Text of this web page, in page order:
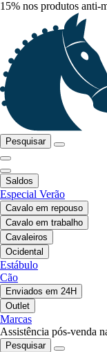
15% nos produtos anti-
Pesquisar
Saldos
Especial Verão
Cavalo em repouso
Cavalo em trabalho
Cavaleiros
Ocidental
Estábulo
Cão
Enviados em 24H
Outlet
Marcas
Assistência pós-venda
Pesquisar